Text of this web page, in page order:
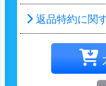
返品特約に関